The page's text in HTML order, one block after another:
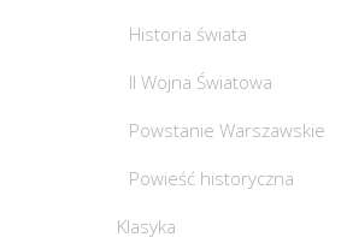
Historia świata
II Wojna Światowa
Powstanie Warszawskie
Powieść historyczna
Klasyka